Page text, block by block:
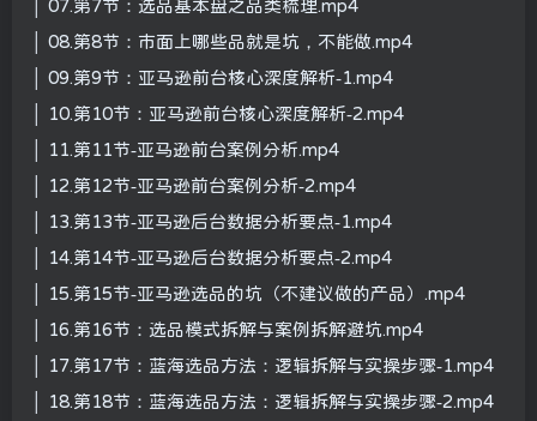
│ 07.第7节：选品基本盘之品类梳理.mp4
│ 08.第8节：市面上哪些品就是坑，不能做.mp4
│ 09.第9节：亚马逊前台核心深度解析-1.mp4
│ 10.第10节：亚马逊前台核心深度解析-2.mp4
│ 11.第11节-亚马逊前台案例分析.mp4
│ 12.第12节-亚马逊前台案例分析-2.mp4
│ 13.第13节-亚马逊后台数据分析要点-1.mp4
│ 14.第14节-亚马逊后台数据分析要点-2.mp4
│ 15.第15节-亚马逊选品的坑（不建议做的产品）.mp4
│ 16.第16节：选品模式拆解与案例拆解避坑.mp4
│ 17.第17节：蓝海选品方法：逻辑拆解与实操步骤-1.mp4
│ 18.第18节：蓝海选品方法：逻辑拆解与实操步骤-2.mp4